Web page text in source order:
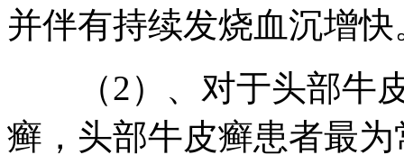
并伴有持续发烧血沉增快
（2）、对于头部牛皮
癣，头部牛皮癣患者最